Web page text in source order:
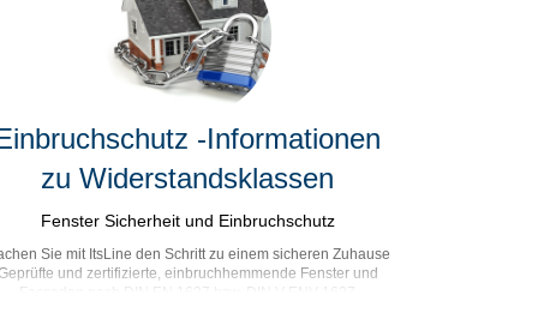
-Informationen
zu Widerstandsklassen
Fenster Sicherheit und Einbruchschutz
Sie mit ItsLine den Schritt zu einem sicheren Zuhause
und zertifizierte, einbruchhemmende Fenster und
Fassaden nach DIN EN 1627 bzw. DIN V ENV 1627